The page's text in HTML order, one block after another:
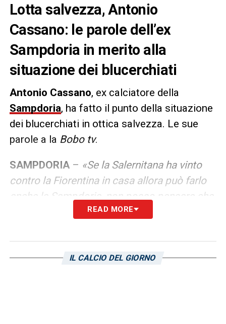
Lotta salvezza, Antonio
Cassano: le parole dell’ex
Sampdoria in merito alla
situazione dei blucerchiati
Antonio Cassano, ex calciatore della
Sampdoria, ha fatto il punto della situazione
dei blucerchiati in ottica salvezza. Le sue
parole a la Bobo tv.
SAMPDORIA – «Se la Salernitana ha vinto
contro la Fiorentina in casa allora può farlo
anche la Sampdoria, non posso pensare che
non possano farcela. Una partita da qui alla
derby contro il Genoa, poi per salvarsi una la
devono vincere per forza».
READ MORE
IL CALCIO DEL GIORNO